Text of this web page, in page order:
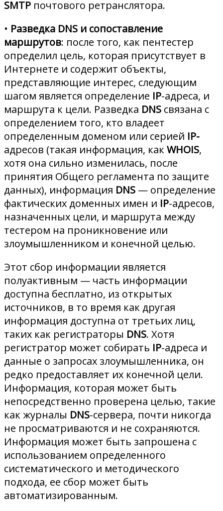
SMTP почтового ретранслятора.
• Разведка DNS и сопоставление
маршрутов: после того, как пентестер
определил цель, которая присутствует в
Интернете и содержит объекты,
представляющие интерес, следующим
шагом является определение IP-адреса, и
маршрута к цели. Разведка DNS связана с
определением того, кто владеет
определенным доменом или серией IP-
адресов (такая информация, какWHOIS,
хотя она сильно изменилась, после
принятия Общего регламента по защите
данных), информация DNS — определение
фактических доменных имен и IP-адресов,
назначенных цели, и маршрута между
тестером на проникновение или
злоумышленником и конечной целью.
Этот сбор информации является
полуактивным — часть информации
доступна бесплатно, из открытых
источников, в то время как другая
информация доступна от третьих лиц,
таких как регистраторы DNS. Хотя
регистратор может собирать IP-адреса и
данные о запросах злоумышленника, он
редко предоставляет их конечной цели.
Информация, которая может быть
непосредственно проверена целью, такие
как журналы DNS-сервера, почти никогда
не просматриваются и не сохраняются.
Информация может быть запрошена с
использованием определенного
систематического и методического
подхода, ее сбор может быть
автоматизированным.